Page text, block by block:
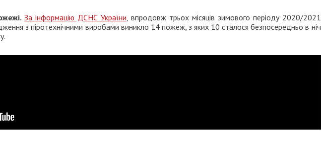
За інформацію ДСНС України, впродовж трьох місяців зимового періоду 2020/2021
з піротехнічними виробами виникло 14 пожеж, з яких 10 сталося безпосередньо в ніч